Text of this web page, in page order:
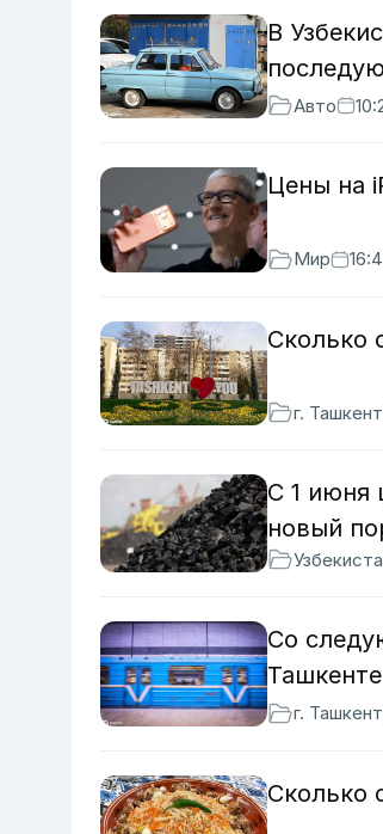
В
Авто
Цены на
Мир
Сколько
г. Ташкент
С 1 июня
новый
Со
Ташкенте
г. Ташкент
Сколько